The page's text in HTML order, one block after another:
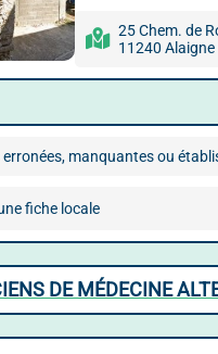
25 Chem. de
11240 Alaigne
manquantes ou
fiche locale
DE MÉDECINE